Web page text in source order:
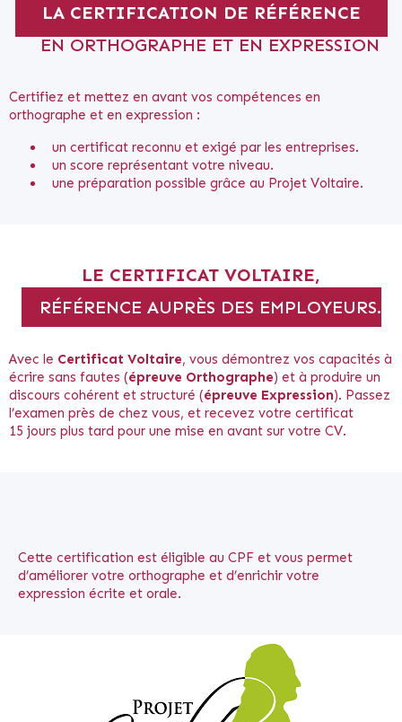
LA CERTIFICATION DE RÉFÉRENCE
EN ORTHOGRAPHE ET EN EXPRESSION
Certifiez et mettez en avant vos compétences en
orthographe et en expression :
un certificat reconnu et exigé par les entreprises.
un score représentant votre niveau.
une préparation possible grâce au Projet Voltaire.
LE CERTIFICAT VOLTAIRE,
RÉFÉRENCE AUPRÈS DES EMPLOYEURS.
Avec le Certificat Voltaire, vous démontrez vos capacités à
écrire sans fautes (épreuve Orthographe) et à produire un
discours cohérent et structuré (épreuve Expression). Passez
l’examen près de chez vous, et recevez votre certificat
15 jours plus tard pour une mise en avant sur votre CV.
Cette certification est éligible au CPF et vous permet
d’améliorer votre orthographe et d’enrichir votre
expression écrite et orale.